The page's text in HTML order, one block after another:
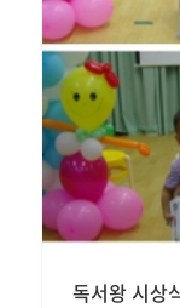
독서왕 시상